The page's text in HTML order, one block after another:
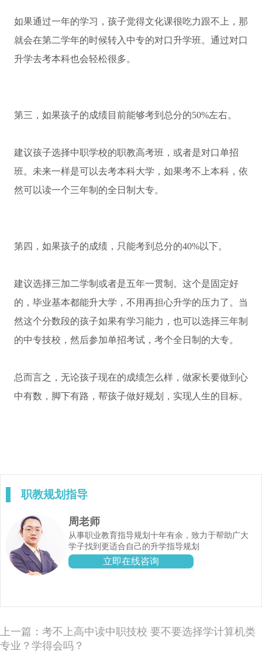
如果通过一年的学习，孩子觉得文化课很吃力跟不上，那
就会在第二学年的时候转入中专的对口升学班。通过对口
升学去考本科也会轻松很多。
第三，如果孩子的成绩目前能够考到总分的50%左右。
建议孩子选择中职学校的职教高考班，或者是对口单招
班。未来一样是可以去考本科大学，如果考不上本科，依
然可以读一个三年制的全日制大专。
第四，如果孩子的成绩，只能考到总分的40%以下。
建议选择三加二学制或者是五年一贯制。这个是固定好
的，毕业基本都能升大学，不用再担心升学的压力了。当
然这个分数段的孩子如果有学习能力，也可以选择三年制
的中专技校，然后参加单招考试，考个全日制的大专。
总而言之，无论孩子现在的成绩怎么样，做家长要做到心
中有数，脚下有路，帮孩子做好规划，实现人生的目标。
职教规划指导
周老师
从事职业教育指导规划十年有余，致力于帮助广大
学子找到更适合自己的升学指导规划
立即在线咨询
上一篇：考不上高中读中职技校 要不要选择学计算机类
专业？学得会吗？